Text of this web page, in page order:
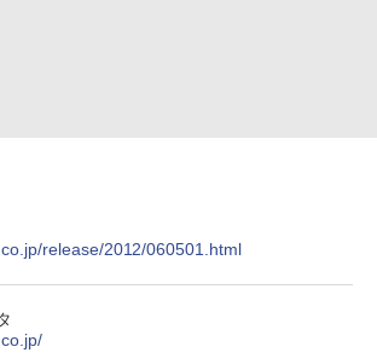
release/2012/060501.html